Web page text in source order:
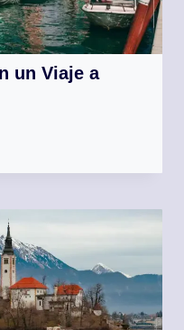
un Viaje a